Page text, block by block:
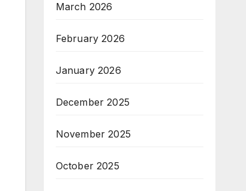
March 2026
February 2026
January 2026
December 2025
November 2025
October 2025